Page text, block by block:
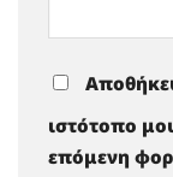
ιστότοπο
επόμενη